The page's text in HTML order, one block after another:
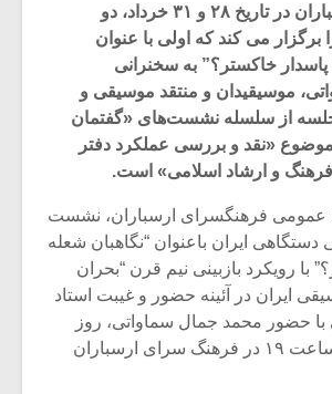
فرهنگسرای ارسباران در تاریخ ۲۸ و ۳۱ خرداد، دو
می کند که اولی با عنوان
پاسدار خاکستر؟” به سخنرانی
موسیقیدان و منتقد موسیقی و
از سلسله نشست‌های «گفتمان
«نقد و بررسی عملکرد دفتر
و ارشاد اسلامی» است.
عمومی فرهنگسرای ارسباران، نشست
ایران باعنوان “نگاهبان شعله
با رویکرد بازبینی نیم قرن “بحران
ایران در آئینه حضور و غیبت استاد
حضور محمد جمال سماواتی، روز
جمعه ۲۸ خرداد ساعت ۱۹ در فرهنگ سرای ارسباران